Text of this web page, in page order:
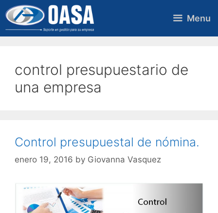
Skip
to
content
Menu
control presupuestario de
una empresa
Control presupuestal de nómina.
enero 19, 2016 by Giovanna Vasquez